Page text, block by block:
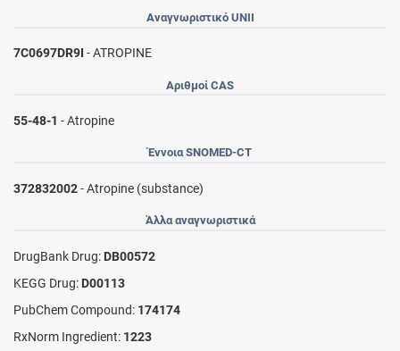
Αναγνωριστικό UNII
7C0697DR9I - ATROPINE
Αριθμοί CAS
55-48-1 - Atropine
Έννοια SNOMED-CT
372832002- Atropine (substance)
Άλλα αναγνωριστικά
DrugBank Drug: DB00572
KEGG Drug: D00113
PubChem Compound: 174174
RxNorm Ingredient: 1223